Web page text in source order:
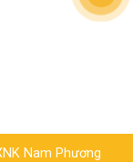
Nam Phương